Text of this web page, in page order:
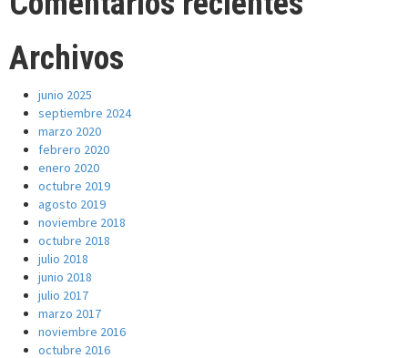
Archivos
junio 2025
septiembre 2024
marzo 2020
febrero 2020
enero 2020
octubre 2019
agosto 2019
noviembre 2018
octubre 2018
julio 2018
junio 2018
julio 2017
marzo 2017
noviembre 2016
octubre 2016